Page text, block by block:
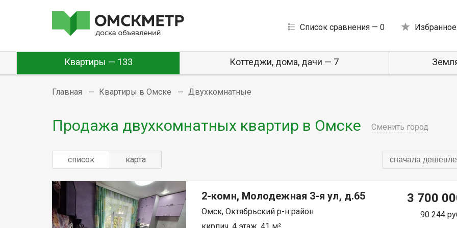
Список сравнения — 0
Квартиры — 133 Коттеджи, дома, дачи — 7
Главная Квартиры в Омске Двухкомнатные
Продажа двухкомнатных квартир в Омске Сменить город
список карта сначала дешевле
2-комн, Молодежная 3-я ул, д.65
Омск, Октябрьский р-н район
3 700
90 244